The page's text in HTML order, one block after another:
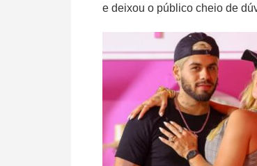
e deixou o público cheio de